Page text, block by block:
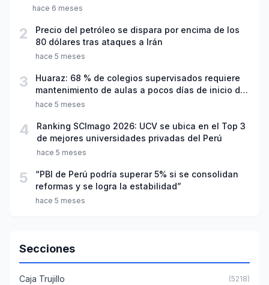
hace 6 meses
2
Precio del petróleo se dispara por encima de los
80 dólares tras ataques a Irán
hace 5 meses
3
Huaraz: 68 % de colegios supervisados requiere
mantenimiento de aulas a pocos días de inicio del
año escolar 2026
hace 5 meses
4
Ranking SCImago 2026: UCV se ubica en el Top 3
de mejores universidades privadas del Perú
hace 5 meses
5
“PBI de Perú podría superar 5% si se consolidan
reformas y se logra la estabilidad”
hace 5 meses
Secciones
Caja Trujillo (5218)